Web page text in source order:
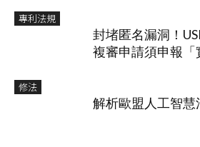
專利法規
封堵匿名漏洞！
複審申請須申報「
修法
解析歐盟人工智